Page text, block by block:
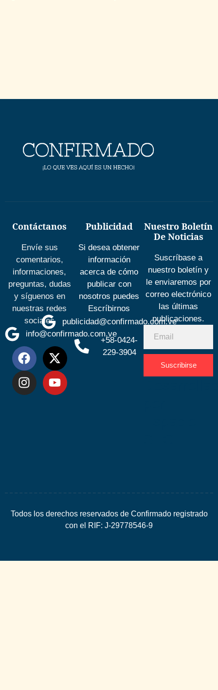
Contáctanos
Envíe sus
comentarios,
informaciones,
preguntas, dudas
y síguenos en
nuestras redes
sociales
info@confirmado.com.ve
Publicidad
Si desea obtener
información
acerca de cómo
publicar con
nosotros puedes
Escríbirnos
publicidad@confirmado.com.ve
+58-0424-
229-3904
Nuestro Boletín
De Noticias
Suscríbase a
nuestro boletín y
le enviaremos por
correo electrónico
las últimas
publicaciones.
Suscribirse
Todos los derechos reservados de Confirmado registrado
con el RIF: J-29778546-9